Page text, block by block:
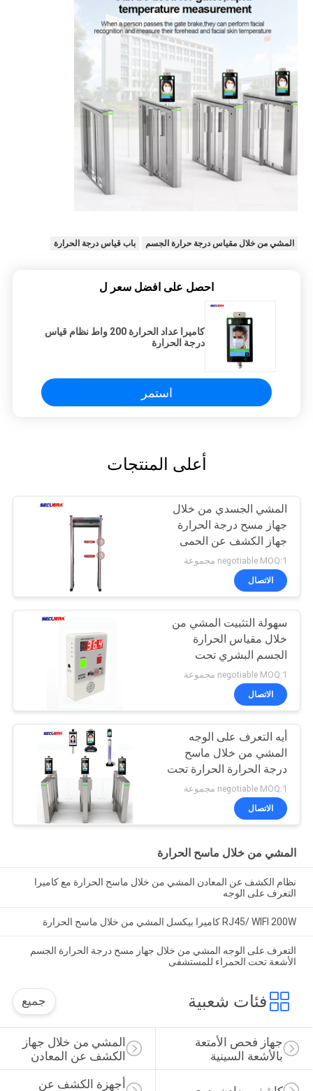
المشي من خلال مقياس درجة حرارة الجسم باب قياس درجة الحرارة
احصل على افضل سعر ل
كاميرا عداد الحرارة 200 واط نظام قياس
درجة الحرارة
استمر
أعلى المنتجات
المشي الجسدي من خلال
جهاز مسح درجة الحرارة
جهاز الكشف عن الحمى
تحت الحمراء جهاز التحكم
عن بعد
negotiable MOQ:1 مجموعة
الاتصال
سهولة التثبيت المشي من
خلال مقياس الحرارة
الجسم البشري تحت
الحمراء حرارة الصندوق
negotiable MOQ:1 مجموعة
الاتصال
أيه التعرف على الوجه
المشي من خلال ماسح
درجة الحرارة الحرارة تحت
الحمراء الرقمية
negotiable MOQ:1 مجموعة
الاتصال
المشي من خلال ماسح الحرارة
نظام الكشف عن المعادن المشي من خلال ماسح الحرارة مع كاميرا
التعرف على الوجه
RJ45/ WIFI 200W كاميرا بيكسل المشي من خلال ماسح الحرارة
التعرف على الوجه المشي من خلال جهاز مسح درجة الحرارة الجسم
الأشعة تحت الحمراء للمستشفى
فئات شعبية جميع
المشي من خلال جهاز
الكشف عن المعادن
جهاز فحص الأمتعة
بالأشعة السينية
أجهزة الكشف عن